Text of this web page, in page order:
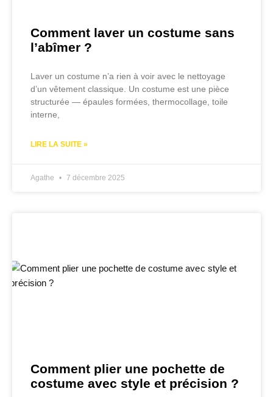
Comment laver un costume sans
l’abîmer ?
Laver un costume n’a rien à voir avec le nettoyage
d’un vêtement classique. Un costume est une pièce
structurée — épaules formées, thermocollage, toile
interne,
LIRE LA SUITE »
Agathe 7 décembre 2025
Comment plier une pochette de
costume avec style et précision ?